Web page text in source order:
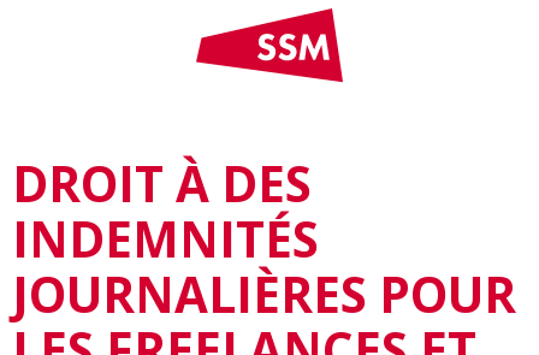
DROIT À DES
INDEMNITÉS
JOURNALIÈRES POUR